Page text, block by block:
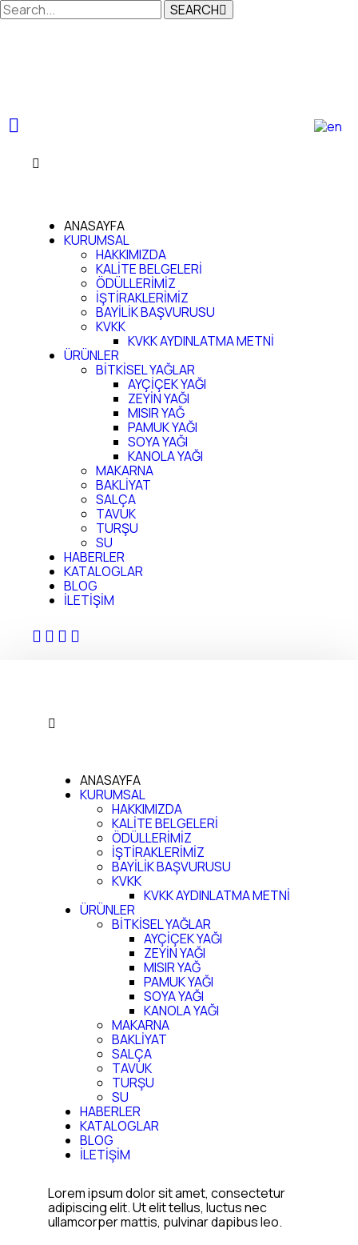
SEARCH
ANASAYFA
KURUMSAL
HAKKIMIZDA
KALİTE BELGELERİ
ÖDÜLLERİMİZ
İŞTİRAKLERİMİZ
BAYİLİK BAŞVURUSU
KVKK
KVKK AYDINLATMA METNİ
ÜRÜNLER
BİTKİSEL YAĞLAR
AYÇİÇEK YAĞI
ZEYİN YAĞI
MISIR YAĞ
PAMUK YAĞI
SOYA YAĞI
KANOLA YAĞI
MAKARNA
BAKLİYAT
SALÇA
TAVUK
TURŞU
SU
HABERLER
KATALOGLAR
BLOG
İLETİŞİM
ANASAYFA
KURUMSAL
HAKKIMIZDA
KALİTE BELGELERİ
ÖDÜLLERİMİZ
İŞTİRAKLERİMİZ
BAYİLİK BAŞVURUSU
KVKK
KVKK AYDINLATMA METNİ
ÜRÜNLER
BİTKİSEL YAĞLAR
AYÇİÇEK YAĞI
ZEYİN YAĞI
MISIR YAĞ
PAMUK YAĞI
SOYA YAĞI
KANOLA YAĞI
MAKARNA
BAKLİYAT
SALÇA
TAVUK
TURŞU
SU
HABERLER
KATALOGLAR
BLOG
İLETİŞİM
Lorem ipsum dolor sit amet, consectetur
adipiscing elit. Ut elit tellus, luctus nec
ullamcorper mattis, pulvinar dapibus leo.